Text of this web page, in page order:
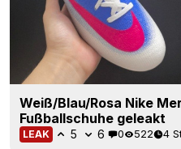
Weiß/Blau/Rosa Nike
Fußballschuhe geleakt
LEAK 5 6 0 522 4